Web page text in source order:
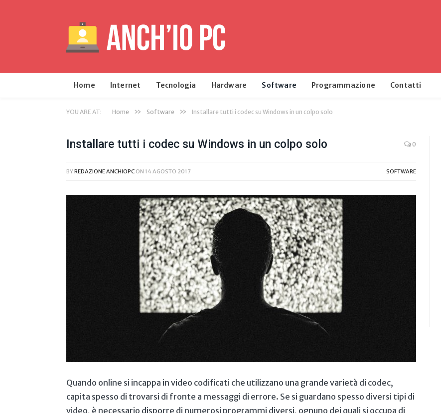
Home Internet Tecnologia Hardware Software Programmazione Contatti
YOU ARE AT: Home » Software » Installare tutti i codec su Windows in un colpo solo
Installare tutti i codec su Windows in un colpo solo 0
BYREDAZIONE ANCHIOPC ON 14 AGOSTO 2017 SOFTWARE
Quando online si incappa in video codificati che utilizzano una grande varietà di codec,
capita spesso di trovarsi di fronte a messaggi di errore. Se si guardano spesso diversi tipi di
video, è necessario disporre di numerosi programmi diversi, ognuno dei quali si occupa di